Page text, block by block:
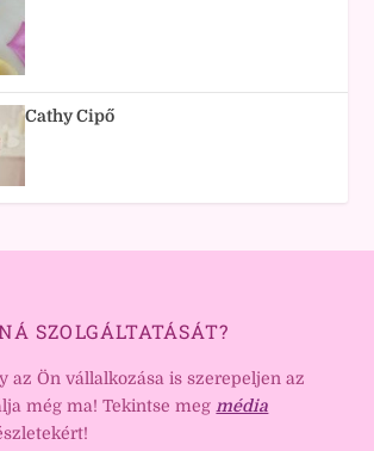
Cathy Cipő
SZOLGÁLTATÁSÁT?
az Ön vállalkozása is szerepeljen az
még ma! Tekintse meg média